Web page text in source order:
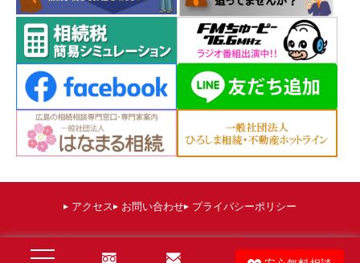
アクセス お問い合わせ プライバシーポリシー
広島 相続税申告相談プラザひろしま（運営：棚田秀利税理士事務所）